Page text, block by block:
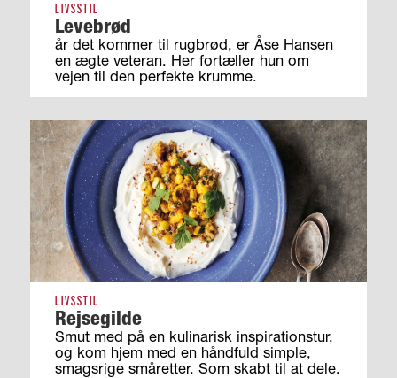
LIVSSTIL
Levebrød
år det kommer til rugbrød, er Åse Hansen
en ægte veteran. Her fortæller hun om
vejen til den perfekte krumme.
LIVSSTIL
Rejsegilde
Smut med på en kulinarisk inspirationstur,
og kom hjem med en håndfuld simple,
smagsrige småretter. Som skabt til at dele.